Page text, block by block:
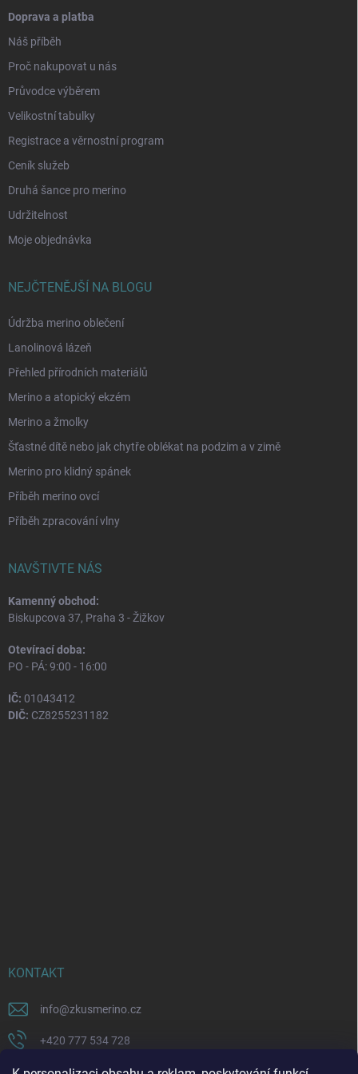
Doprava a platba
Náš příběh
Proč nakupovat u nás
Průvodce výběrem
Velikostní tabulky
Registrace a věrnostní program
Ceník služeb
Druhá šance pro merino
Udržitelnost
Moje objednávka
NEJČTENĚJŠÍ NA BLOGU
Údržba merino oblečení
Lanolinová lázeň
Přehled přírodních materiálů
Merino a atopický ekzém
Merino a žmolky
Šťastné dítě nebo jak chytře oblékat na podzim a v zimě
Merino pro klidný spánek
Příběh merino ovcí
Příběh zpracování vlny
NAVŠTIVTE NÁS
Kamenný obchod:
Biskupcova 37, Praha 3 - Žižkov
Otevírací doba:
PO - PÁ: 9:00 - 16:00
IČ: 01043412
DIČ: CZ8255231182
KONTAKT
info@zkusmerino.cz
+420 777 534 728
https://www.facebook.com/zkusmerino/